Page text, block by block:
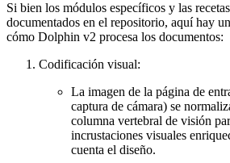
Si bien los módulos específicos y las
documentados en el repositorio, aquí hay
cómo Dolphin v2 procesa los documentos:
Codificación visual:
La imagen de la página de
captura de cámara) se
columna vertebral de visión
incrustaciones visuales
cuenta el diseño.